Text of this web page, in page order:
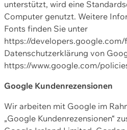
unterstützt, wird eine
Computer genutzt. Weitere
Fonts finden Sie unter
https://
Datenschutzerklärung von
https://www.google.com/
Google Kundenrezensionen
Wir arbeiten mit Google im
„Google Kundenrezensionen“